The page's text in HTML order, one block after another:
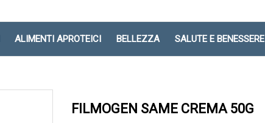
ALIMENTI APROTEICI BELLEZZA SALUTE E BENESSERE
FILMOGEN SAME CREMA 50G